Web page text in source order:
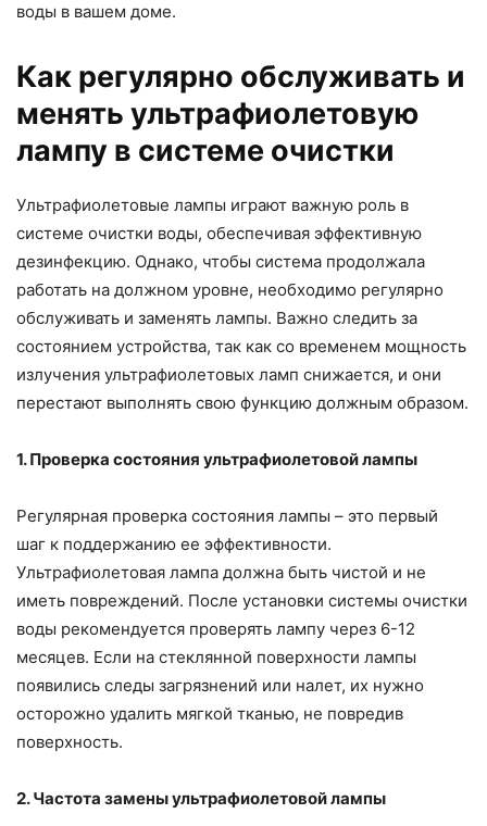
воды в вашем доме.
Как регулярно обслуживать и
менять ультрафиолетовую
лампу в системе очистки
Ультрафиолетовые лампы играют важную роль в
системе очистки воды, обеспечивая эффективную
дезинфекцию. Однако, чтобы система продолжала
работать на должном уровне, необходимо регулярно
обслуживать и заменять лампы. Важно следить за
состоянием устройства, так как со временем мощность
излучения ультрафиолетовых ламп снижается, и они
перестают выполнять свою функцию должным образом.
1. Проверка состояния ультрафиолетовой лампы
Регулярная проверка состояния лампы – это первый
шаг к поддержанию ее эффективности.
Ультрафиолетовая лампа должна быть чистой и не
иметь повреждений. После установки системы очистки
воды рекомендуется проверять лампу через 6-12
месяцев. Если на стеклянной поверхности лампы
появились следы загрязнений или налет, их нужно
осторожно удалить мягкой тканью, не повредив
поверхность.
2. Частота замены ультрафиолетовой лампы